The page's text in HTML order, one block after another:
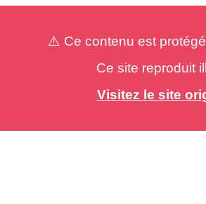
⚠️ Ce contenu est
Ce site reproduit
Visitez le site